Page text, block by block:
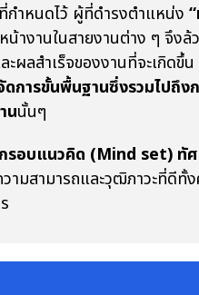
หนดไว้ ผู้ที่ดำรงตำแหน่ง
น้างานในสายงานต่าง ๆ จึ
ลสำเร็จของงานที่จะเกิดขึ้
การขั้นพื้นฐานซึ่งรวมไปถึง
นนั้นๆ
กรอบแนวคิด (Mind set)
ามสามารถและวุฒิภาวะที่ดีทั้
ร